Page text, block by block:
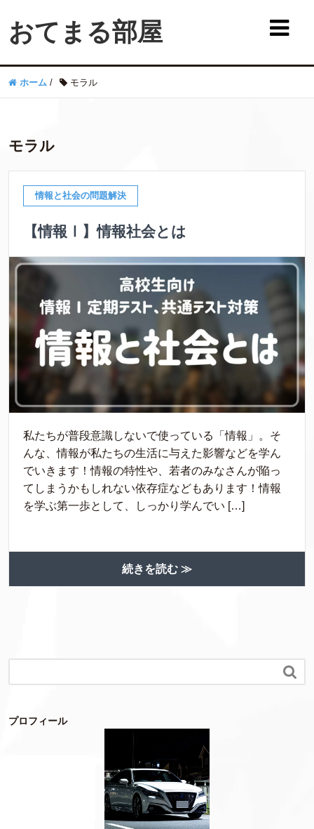
おてまる部屋
ホーム / モラル
モラル
情報と社会の問題解決
【情報Ⅰ】情報社会とは
私たちが普段意識しないで使っている「情報」。そ
んな、情報が私たちの生活に与えた影響などを学ん
でいきます！情報の特性や、若者のみなさんが陥っ
てしまうかもしれない依存症などもあります！情報
を学ぶ第一歩として、しっかり学んでい […]
続きを読む ≫

プロフィール